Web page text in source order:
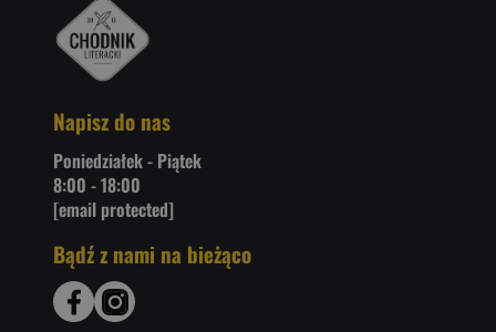
Napisz do nas
Poniedziałek - Piątek
8:00 - 18:00
[email protected]
Bądź z nami na bieżąco